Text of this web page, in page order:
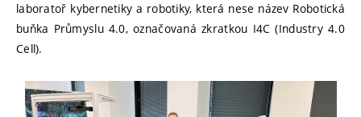
laboratoř kybernetiky a robotiky, která nese název Robotická
buňka Průmyslu 4.0, označovaná zkratkou I4C (Industry 4.0
Cell).